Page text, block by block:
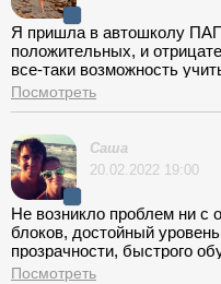
Я пришла в автошколу
положительных, и
все-таки возможность
подтверждают все
Первый плюс - школа не
сразу подписала договор
практики соответствуют
инструктором, правда,
школьный экзамен.
Костей, учил неплохо,
в ГИБДД, ведь та же
сильно отличается.
ГИБДД - организованно с
Посмотреть
Саша
20.02.2022 19:00
Не возникло проблем ни с
блоков, достойный
прозрачности, быстрого
возникающие проблемы -
Посмотреть